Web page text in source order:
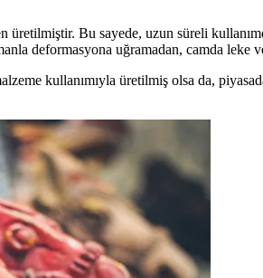
Bu sayede, uzun süreli
deformasyona uğramadan, camda leke
kullanımıyla üretilmiş olsa da,